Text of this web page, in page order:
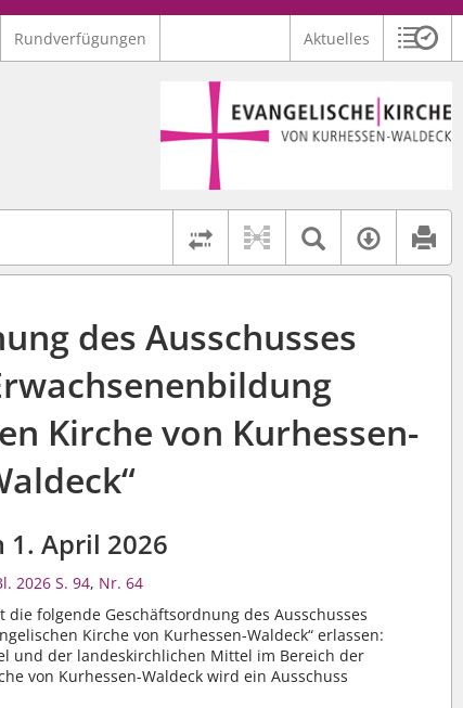
Rundverfügungen Aktuelles
auch: "Pfarrerinitiative" oder "Pfarrerausschuss".
Logo Ev. Kirche von Kurhessen-Waldeck
Rechtsstände
Textsuche
des Ausschusses
Kirche von Kurhessen-
1. April 2026
2026 S. 94, Nr. 64
folgende Geschäftsordnung des Ausschusses
Kirche von Kurhessen-Waldeck“ erlassen:
und der landeskirchlichen Mittel im Bereich der
von Kurhessen-Waldeck wird ein Ausschuss